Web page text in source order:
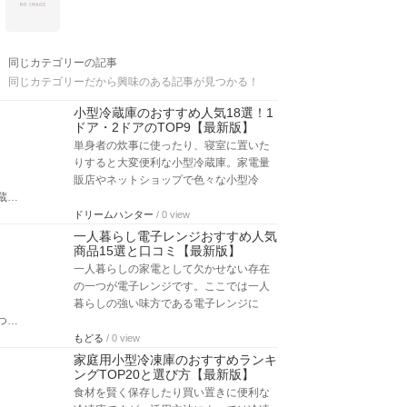
同じカテゴリーの記事
同じカテゴリーだから興味のある記事が見つかる！
小型冷蔵庫のおすすめ人気18選！1
ドア・2ドアのTOP9【最新版】
単身者の炊事に使ったり、寝室に置いた
りすると大変便利な小型冷蔵庫。家電量
販店やネットショップで色々な小型冷
…
ドリームハンター / 0 view
一人暮らし電子レンジおすすめ人気
商品15選と口コミ【最新版】
一人暮らしの家電として欠かせない存在
の一つが電子レンジです。ここでは一人
暮らしの強い味方である電子レンジに
…
もどる / 0 view
家庭用小型冷凍庫のおすすめランキ
ングTOP20と選び方【最新版】
食材を賢く保存したり買い置きに便利な